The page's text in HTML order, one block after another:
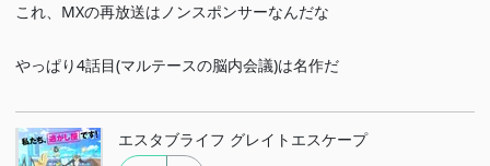
これ、MXの再放送はノンスポンサーなんだな
やっぱり4話目(マルテースの脳内会議)は名作だ
エスタブライフ グレイトエスケープ